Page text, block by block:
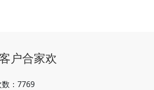
户合家欢
数：7769